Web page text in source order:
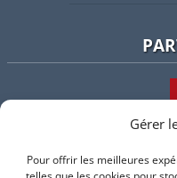
Gérer
Pour offrir les meilleures